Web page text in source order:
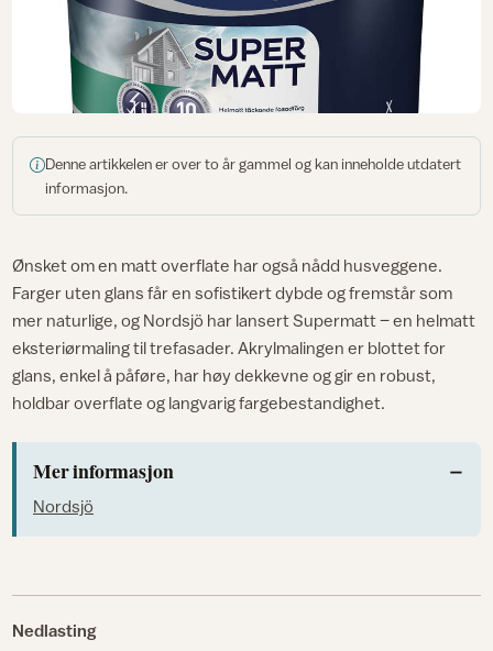
Denne artikkelen er over to år gammel og kan inneholde utdatert
informasjon.
Ønsket om en matt overflate har også nådd husveggene.
Farger uten glans får en sofistikert dybde og fremstår som
mer naturlige, og Nordsjö har lansert Supermatt – en helmatt
eksteriørmaling til trefasader. Akrylmalingen er blottet for
glans, enkel å påføre, har høy dekkevne og gir en robust,
holdbar overflate og langvarig fargebestandighet.
Mer informasjon
Nordsjö
Nedlasting